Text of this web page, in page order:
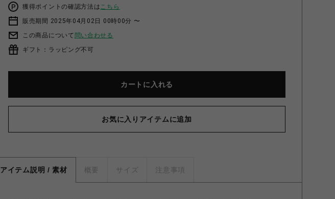
獲得ポイントの確認方法はこちら
販売期間 2025年04月02日 00時00分 〜
この商品について 問い合わせる
ギフト：ラッピング不可
カートに入れる
お気に入りアイテムに追加
アイテム説明 / 素材 概要 サイズ 注意事項